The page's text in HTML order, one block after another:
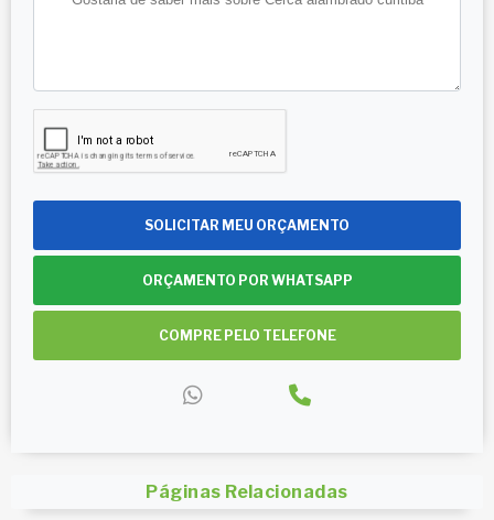
SOLICITAR MEU ORÇAMENTO
ORÇAMENTO POR WHATSAPP
COMPRE PELO TELEFONE
Páginas Relacionadas